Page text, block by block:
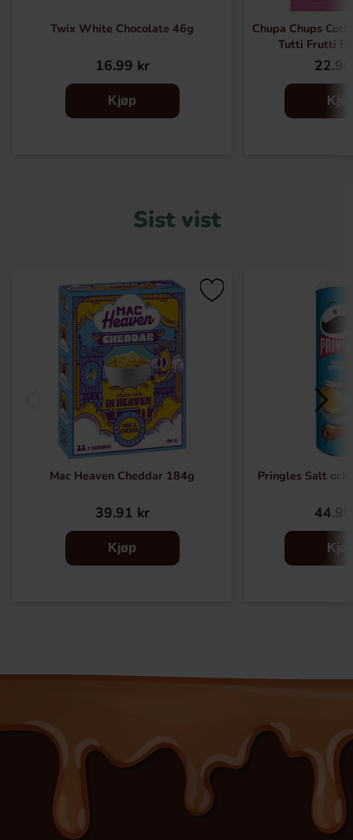
Twix White Chocolate 46g
16.99 kr
Kjøp
Chupa Chups
Tutti Frutti
Sist vist
Mac Heaven Cheddar 184g
39.91 kr
Kjøp
Pringles Salt